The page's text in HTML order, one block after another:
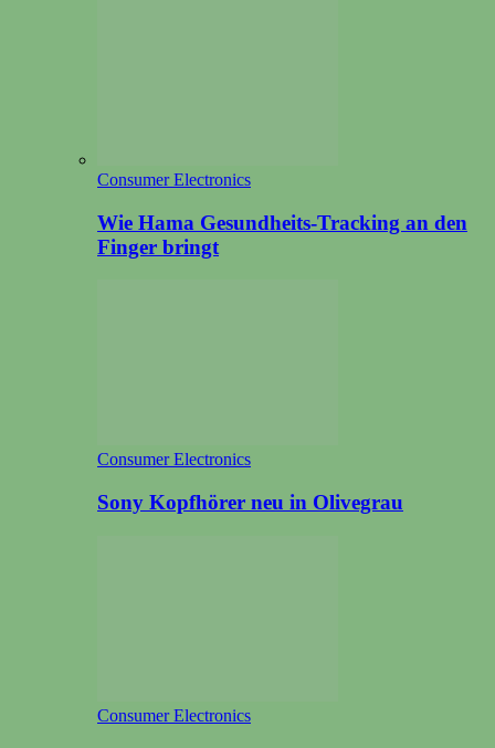
Consumer Electronics
Wie Hama Gesundheits-Tracking an den
Finger bringt
Consumer Electronics
Sony Kopfhörer neu in Olivegrau
Consumer Electronics